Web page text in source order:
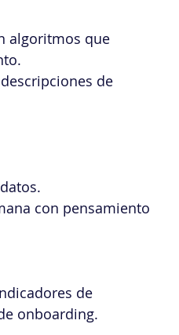
algoritmos que
de
con pensamiento
de
onboarding.